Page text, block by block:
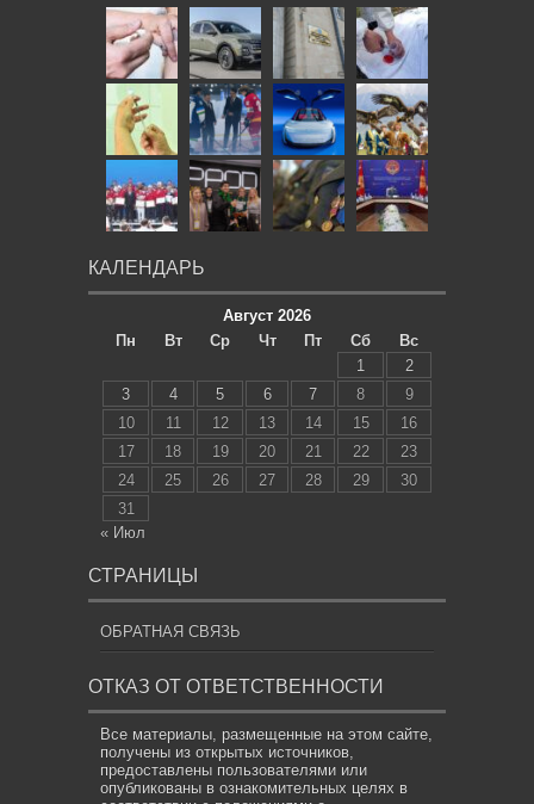
КАЛЕНДАРЬ
Август 2026
Пн
Вт Ср Чт Пт Сб
Вс
1
2
3
4 5 6 7 8
9
10
11 12 13 14 15
16
17
18 19 20 21 22
23
24
25 26 27 28 29
30
31
« Июл
СТРАНИЦЫ
ОБРАТНАЯ СВЯЗЬ
ОТКАЗ ОТ ОТВЕТСТВЕННОСТИ
Все материалы, размещенные на этом сайте,
получены из открытых источников,
предоставлены пользователями или
опубликованы в ознакомительных целях в